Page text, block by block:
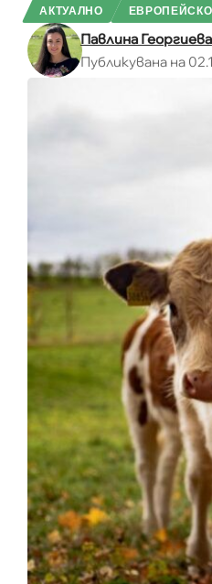
АКТУАЛНО
Павлина Георгиева
Публикувана на